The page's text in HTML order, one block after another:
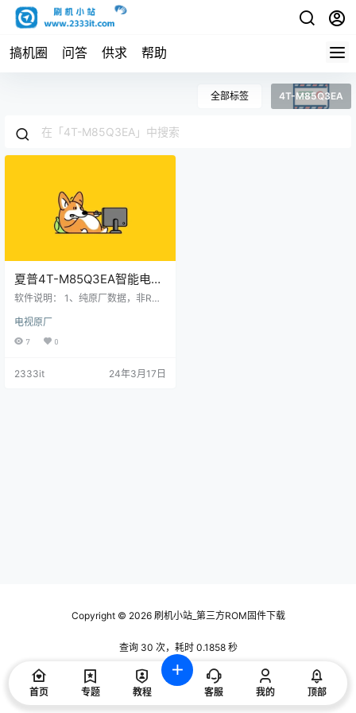
搞机圈 问答 供求 帮助
全部标签 4T-M85Q3EA
夏普4T-M85Q3EA智能电视
系统V6.016.230505版本_电
软件说明： 1、纯原厂数据，非ROO
2、刷机有风险也有乐趣，一切源于
刷机导致后果自负，本网站概不负
删除，谢谢合作！ 下方可查询对应
电视原厂
7 0
2333it 24年3月17日
Copyright © 2026刷机小站_第三方ROM固件下载
查询 30 次，耗时 0.1858 秒
首页 专题 教程 客服 我的 顶部